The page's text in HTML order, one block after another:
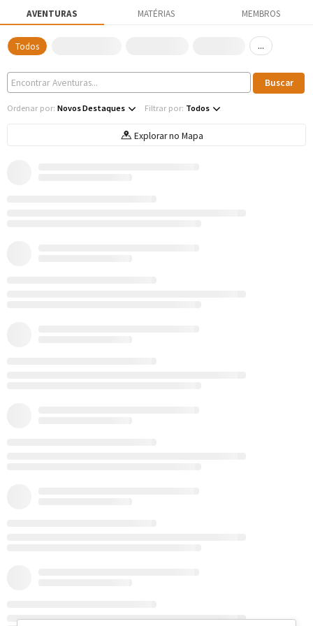
AVENTURAS MATÉRIAS MEMBROS
Todos ...
Ordenar por: Novos Destaques Filtrar por: Todos
Explorar no Mapa